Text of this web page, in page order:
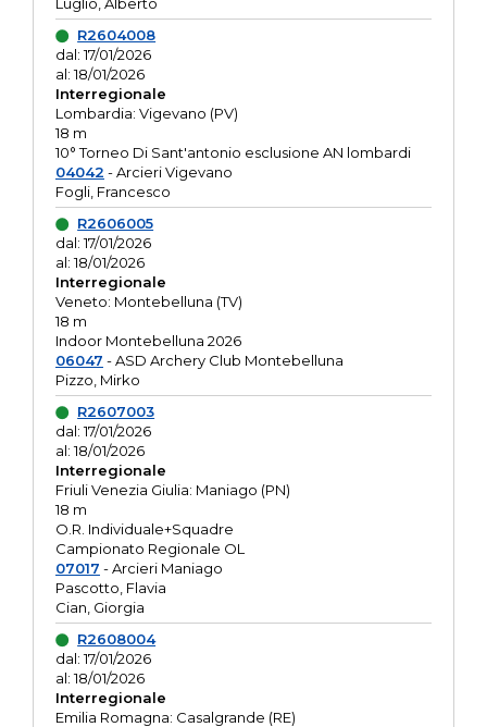
R2604008
dal: 17/01/2026
al: 18/01/2026
Interregionale
Lombardia: Vigevano (PV)
18 m
10° Torneo Di Sant'antonio esclusione AN lombardi
04042 - Arcieri Vigevano
Fogli, Francesco
R2606005
dal: 17/01/2026
al: 18/01/2026
Interregionale
Veneto: Montebelluna (TV)
18 m
Indoor Montebelluna 2026
06047 - ASD Archery Club Montebelluna
Pizzo, Mirko
R2607003
dal: 17/01/2026
al: 18/01/2026
Interregionale
Friuli Venezia Giulia: Maniago (PN)
18 m
O.R. Individuale+Squadre
Campionato Regionale OL
07017 - Arcieri Maniago
Pascotto, Flavia
Cian, Giorgia
R2608004
dal: 17/01/2026
al: 18/01/2026
Interregionale
Emilia Romagna: Casalgrande (RE)